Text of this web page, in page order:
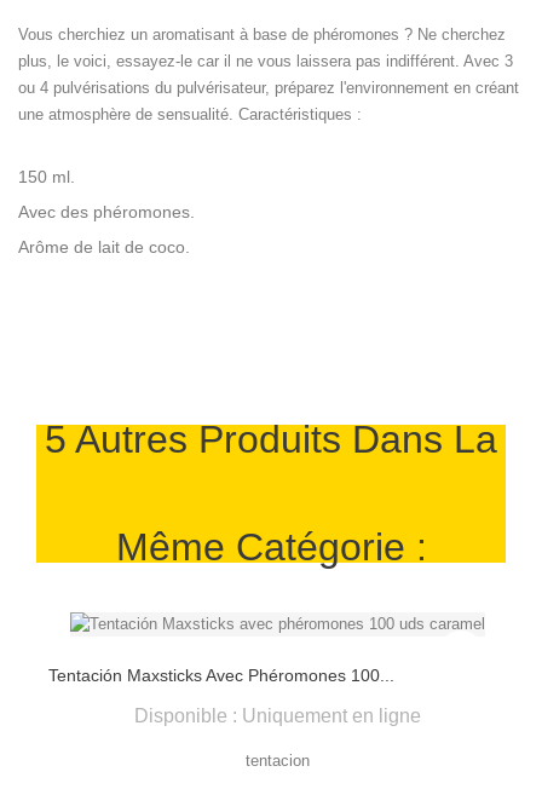
Vous cherchiez un aromatisant à base de phéromones ? Ne cherchez
plus, le voici, essayez-le car il ne vous laissera pas indifférent. Avec 3
ou 4 pulvérisations du pulvérisateur, préparez l'environnement en créant
une atmosphère de sensualité. Caractéristiques :
150 ml.
Avec des phéromones.
Arôme de lait de coco.
5 Autres Produits Dans La
Même Catégorie :
Tentación Maxsticks Avec Phéromones 100...
Disponible : Uniquement en ligne
tentacion